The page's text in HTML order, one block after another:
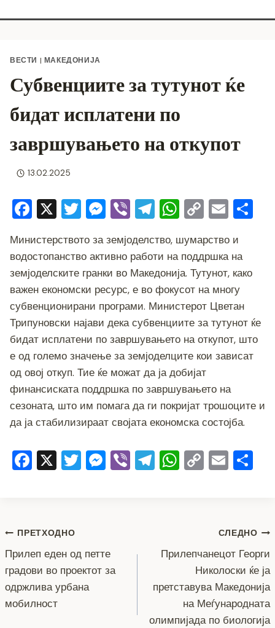
ВЕСТИ | МАКЕДОНИЈА
Субвенциите за тутунот ќе
бидат исплатени по
завршувањето на откупот
13.02.2025
F
c
e
b
o
o
k
X T
tt
er
M
ss
e
n
g
er
Vi
er
T
e
gr
a
m
W
at
s
A
p
p
C
p
y
Li
n
k
E
ai
l
Министерството за земјоделство, шумарство и
водостопанство активно работи на поддршка на
земјоделските гранки во Македонија. Тутунот, како
важен економски ресурс, е во фокусот на многу
субвенционирани програми. Министерот Цветан
Трипуновски најави дека субвенциите за тутунот ќе
бидат исплатени по завршувањето на откупот, што
е од големо значење за земјоделците кои зависат
од овој откуп. Тие ќе можат да ја добијат
финансиската поддршка по завршувањето на
сезоната, што им помага да ги покријат трошоците и
да ја стабилизираат својата економска состојба.
F
b
o
o
k
X T M
g
er
Vi T
m
W
p
p
C
n
k
E
Навигација
на
напис
ПРЕТХОДНО
Прилеп еден од петте
градови во проектот за
одржлива урбана
мобилност
СЛЕДНО
Прилепчанецот Георги
Николоски ќе ја
претставува Македонија
на Меѓународната
олимпијада по биологија